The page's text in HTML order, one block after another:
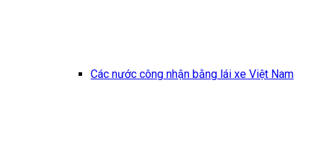
Các nước công nhận bằng lái xe Việt Nam